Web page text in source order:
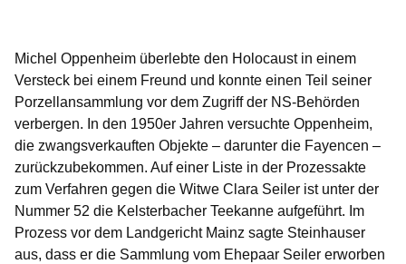
Michel Oppenheim überlebte den Holocaust in einem
Versteck bei einem Freund und konnte einen Teil seiner
Porzellansammlung vor dem Zugriff der NS-Behörden
verbergen. In den 1950er Jahren versuchte Oppenheim,
die zwangsverkauften Objekte – darunter die Fayencen –
zurückzubekommen. Auf einer Liste in der Prozessakte
zum Verfahren gegen die Witwe Clara Seiler ist unter der
Nummer 52 die Kelsterbacher Teekanne aufgeführt. Im
Prozess vor dem Landgericht Mainz sagte Steinhauser
aus, dass er die Sammlung vom Ehepaar Seiler erworben